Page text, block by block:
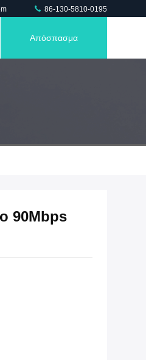
86-130-5810-0195
Απόσπασμα
90Mbps